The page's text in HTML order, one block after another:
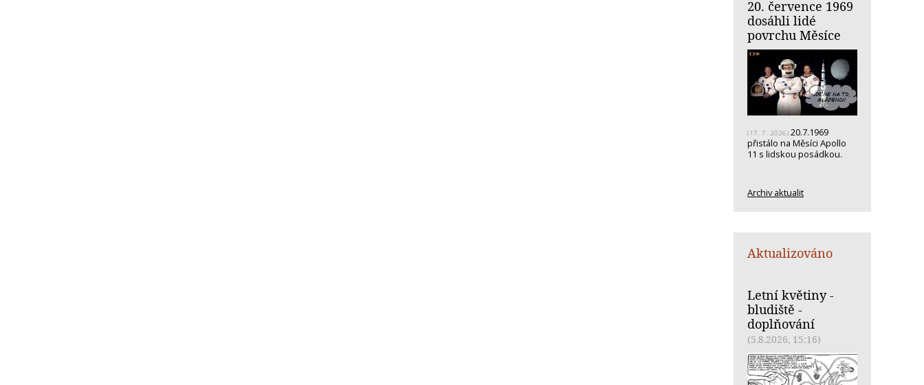
20. července 1969
dosáhli lidé
povrchu Měsíce
(17. 7. 2026) 20.7.1969
přistálo na Měsíci Apollo
11 s lidskou posádkou.
Archiv aktualit
Aktualizováno
Letní květiny -
bludiště -
doplňování
(5.8.2026, 15:16)